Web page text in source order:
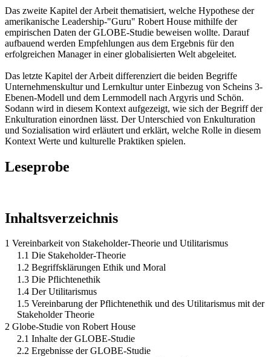
Das zweite Kapitel der Arbeit thematisiert, welche Hypothese der
amerikanische Leadership-"Guru" Robert House mithilfe der
empirischen Daten der GLOBE-Studie beweisen wollte. Darauf
aufbauend werden Empfehlungen aus dem Ergebnis für den
erfolgreichen Manager in einer globalisierten Welt abgeleitet.
Das letzte Kapitel der Arbeit differenziert die beiden Begriffe
Unternehmenskultur und Lernkultur unter Einbezug von Scheins 3-
Ebenen-Modell und dem Lernmodell nach Argyris und Schön.
Sodann wird in diesem Kontext aufgezeigt, wie sich der Begriff der
Enkulturation einordnen lässt. Der Unterschied von Enkulturation
und Sozialisation wird erläutert und erklärt, welche Rolle in diesem
Kontext Werte und kulturelle Praktiken spielen.
Leseprobe
Inhaltsverzeichnis
1 Vereinbarkeit von Stakeholder-Theorie und Utilitarismus
1.1 Die Stakeholder-Theorie
1.2 Begriffsklärungen Ethik und Moral
1.3 Die Pflichtenethik
1.4 Der Utilitarismus
1.5 Vereinbarung der Pflichtenethik und des Utilitarismus mit der
Stakeholder Theorie
2 Globe-Studie von Robert House
2.1 Inhalte der GLOBE-Studie
2.2 Ergebnisse der GLOBE-Studie